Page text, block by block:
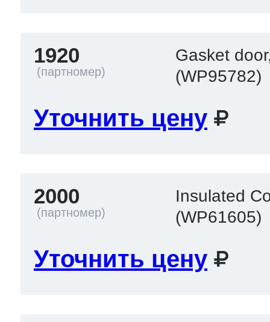
1920
Gasket
(WP95782)
Уточнить цену
2000
Insulated
(WP61605)
Уточнить цену